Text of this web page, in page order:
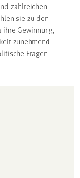
zahlreichen
sie zu den
Gewinnung,
zunehmend
Fragen